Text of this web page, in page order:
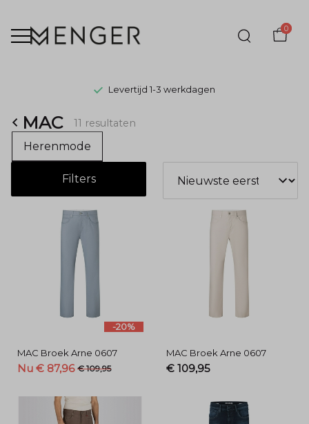
0
Levertijd 1-3 werkdagen
MAC
-
Menger
Mode
MAC 11 resultaten
Herenmode
Filters
-20%
MAC Broek Arne 0607
Nu € 87,96 € 109,95
MAC Broek Arne 0607
€ 109,95